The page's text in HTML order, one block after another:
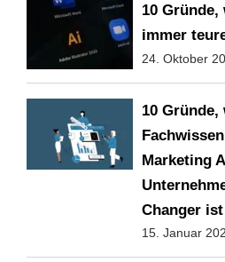
10
immer
24. Oktober
10 Gründe,
Marketing
Changer ist
15. Januar